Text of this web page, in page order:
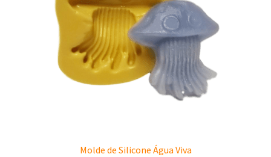
Molde de Silicone Água Viva